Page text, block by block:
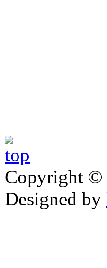
Copyright ©
Designed by